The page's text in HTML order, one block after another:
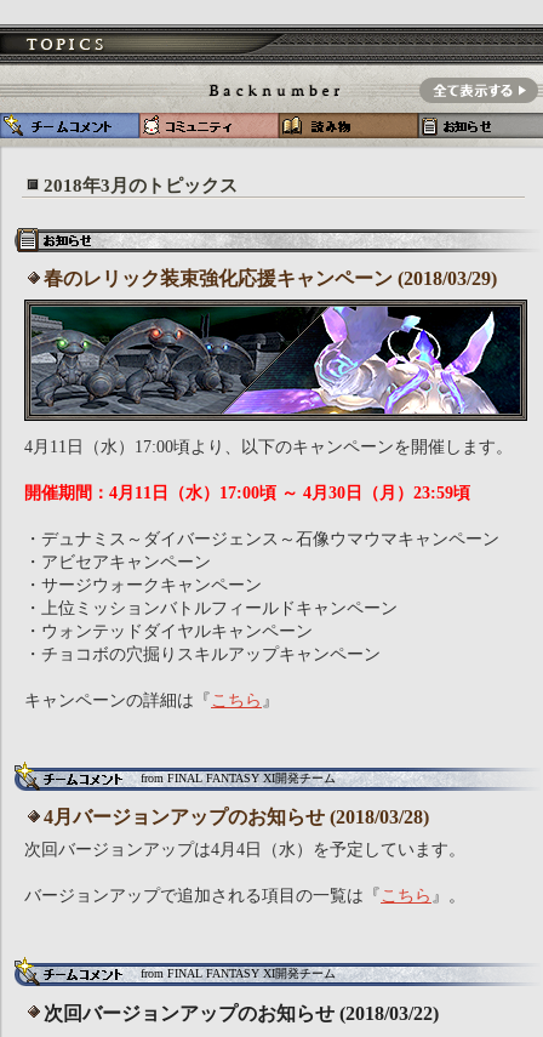
2018年3月のトピックス
春のレリック装束強化応援キャンペーン (2018/03/29)
4月11日（水）17:00頃より、以下のキャンペーンを開催します。
開催期間：4月11日（水）17:00頃 ～ 4月30日（月）23:59頃
・デュナミス～ダイバージェンス～石像ウマウマキャンペーン
・アビセアキャンペーン
・サージウォークキャンペーン
・上位ミッションバトルフィールドキャンペーン
・ウォンテッドダイヤルキャンペーン
・チョコボの穴掘りスキルアップキャンペーン
キャンペーンの詳細は『 こちら 』
from FINAL FANTASY XI開発チーム
4月バージョンアップのお知らせ (2018/03/28)
次回バージョンアップは4月4日（水）を予定しています。
バージョンアップで追加される項目の一覧は『 こちら 』。
from FINAL FANTASY XI開発チーム
次回バージョンアップのお知らせ (2018/03/22)